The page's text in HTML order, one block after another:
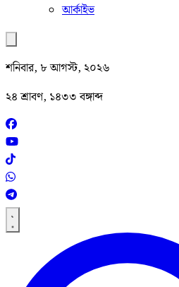
আর্কাইভ
শনিবার, ৮ আগস্ট, ২০২৬
২৪ শ্রাবণ, ১৪৩৩ বঙ্গাব্দ